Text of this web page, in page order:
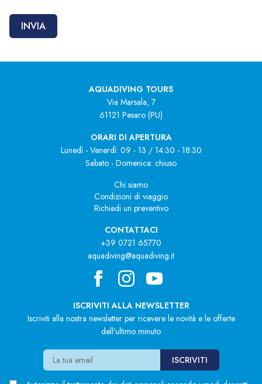
AQUADIVING TOURS
Via Marsala, 7
61121 Pesaro (PU)
ORARI DI APERTURA
Lunedì - Venerdì: 09 - 13 / 14:30 - 18:30
Sabato - Domenica: chiuso
Chi siamo
Condizioni di viaggio
Richiedi un preventivo
CONTATTACI
+39 0721 65770
aquadiving@aquadiving.it
ISCRIVITI ALLA NEWSLETTER
Iscriviti alla nostra newsletter per ricevere le novità e le offerte
dell'ultimo minuto